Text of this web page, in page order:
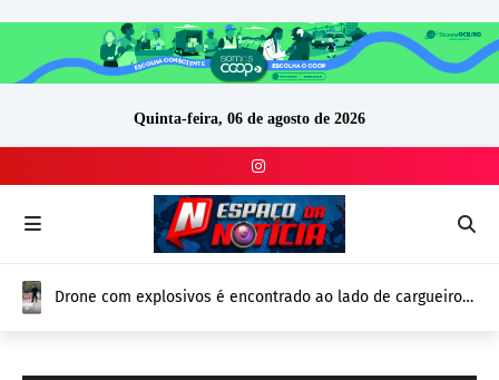
Quinta-feira, 06 de agosto de 2026
Drone com explosivos é encontrado ao lado de cargueiro
Europa